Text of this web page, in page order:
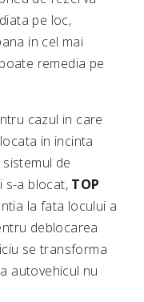
pe loc,
in cel mai
remedia pe
cazul in care
in incinta
de
s-a blocat, TOP
la fata locului a
deblocarea
se transforma
autovehicul nu